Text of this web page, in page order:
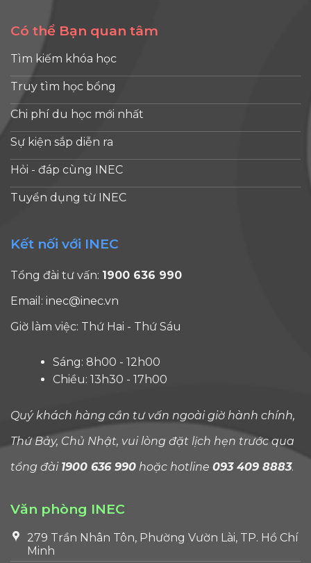
Có thể Bạn quan tâm
Tìm kiếm khóa học
Truy tìm học bổng
Chi phí du học mới nhất
Sự kiện sắp diễn ra
Hỏi - đáp cùng INEC
Tuyển dụng từ INEC
Kết nối với INEC
Tổng đài tư vấn: 1900 636 990
Email: inec@inec.vn
Giờ làm việc: Thứ Hai - Thứ Sáu
Sáng: 8h00 - 12h00
Chiều: 13h30 - 17h00
Quý khách hàng cần tư vấn ngoài giờ hành chính,
Thứ Bảy, Chủ Nhật, vui lòng đặt lịch hẹn trước qua
tổng đài 1900 636 990 hoặc hotline 093 409 8883.
Văn phòng INEC
279 Trần Nhân Tôn, Phường Vườn Lài, TP. Hồ Chí
Minh